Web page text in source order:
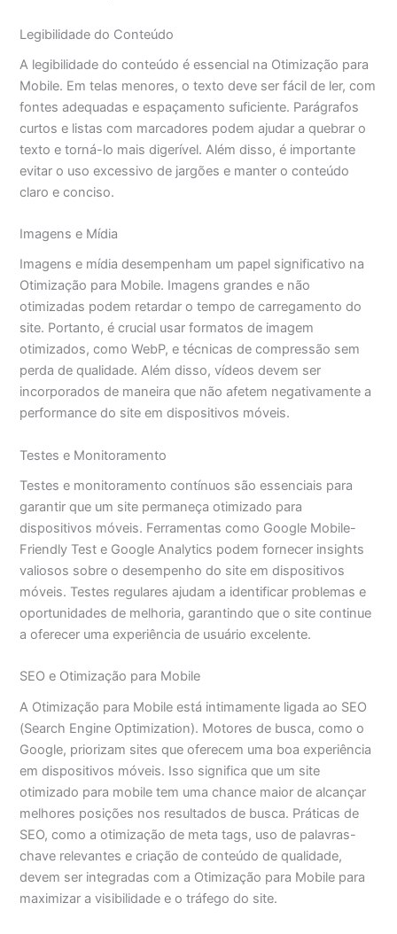
Legibilidade do Conteúdo
A legibilidade do conteúdo é essencial na Otimização para
Mobile. Em telas menores, o texto deve ser fácil de ler, com
fontes adequadas e espaçamento suficiente. Parágrafos
curtos e listas com marcadores podem ajudar a quebrar o
texto e torná-lo mais digerível. Além disso, é importante
evitar o uso excessivo de jargões e manter o conteúdo
claro e conciso.
Imagens e Mídia
Imagens e mídia desempenham um papel significativo na
Otimização para Mobile. Imagens grandes e não
otimizadas podem retardar o tempo de carregamento do
site. Portanto, é crucial usar formatos de imagem
otimizados, como WebP, e técnicas de compressão sem
perda de qualidade. Além disso, vídeos devem ser
incorporados de maneira que não afetem negativamente a
performance do site em dispositivos móveis.
Testes e Monitoramento
Testes e monitoramento contínuos são essenciais para
garantir que um site permaneça otimizado para
dispositivos móveis. Ferramentas como Google Mobile-
Friendly Test e Google Analytics podem fornecer insights
valiosos sobre o desempenho do site em dispositivos
móveis. Testes regulares ajudam a identificar problemas e
oportunidades de melhoria, garantindo que o site continue
a oferecer uma experiência de usuário excelente.
SEO e Otimização para Mobile
A Otimização para Mobile está intimamente ligada ao SEO
(Search Engine Optimization). Motores de busca, como o
Google, priorizam sites que oferecem uma boa experiência
em dispositivos móveis. Isso significa que um site
otimizado para mobile tem uma chance maior de alcançar
melhores posições nos resultados de busca. Práticas de
SEO, como a otimização de meta tags, uso de palavras-
chave relevantes e criação de conteúdo de qualidade,
devem ser integradas com a Otimização para Mobile para
maximizar a visibilidade e o tráfego do site.